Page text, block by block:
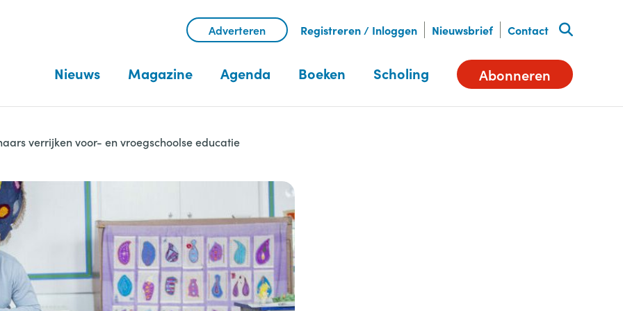
Adverteren Registreren / Inloggen Nieuwsbrief Contact
Nieuws Magazine Agenda Boeken Scholing Abonneren
verrijken voor- en vroegschoolse educatie